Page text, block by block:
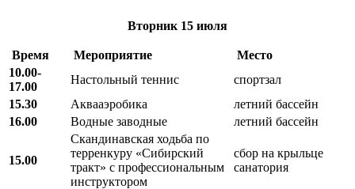
Вторник 15 июля
Время Мероприятие
Место
10.00-
17.00
Настольный теннис
спортзал
15.30
Аквааэробика
летний бассейн
16.00
Водные заводные летний бассейн
15.00
Скандинавская ходьба по
терренкуру «Сибирский
тракт» с профессиональным
инструктором
сбор на крыльце
санатория